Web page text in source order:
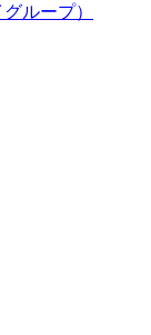
ループ）